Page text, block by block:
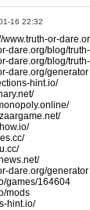
16 22:32
www.truth-or-
dare.org/blog/
dare.org/blog/
dare.org/generator
hint.io/
dare.org/generator
games/164604
mods
hint.io/